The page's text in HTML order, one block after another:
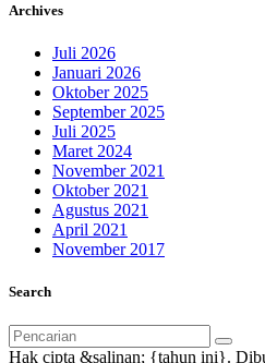
Archives
Juli 2026
Januari 2026
Oktober 2025
September 2025
Juli 2025
Maret 2024
November 2021
Oktober 2021
Agustus 2021
April 2021
November 2017
Search
Pencarian
untuk:
Hak cipta &salinan; {tahun ini}.